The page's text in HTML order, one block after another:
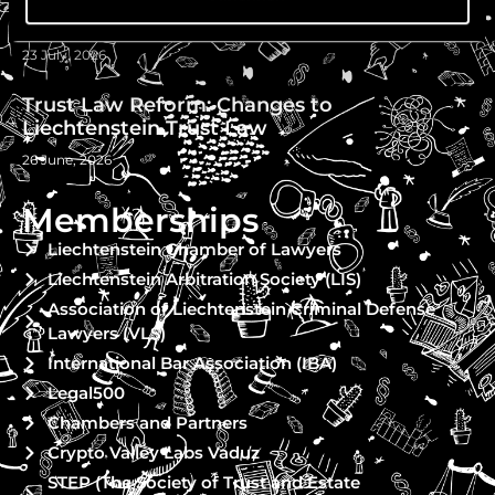
Chambers High NetWorth Rankings 2026
23 July, 2026
Trust Law Reform: Changes to
Liechtenstein Trust Law
26 June, 2026
Memberships
Liechtenstein Chamber of Lawyers
Liechtenstein Arbitration Society (LIS)
Association of Liechtenstein Criminal Defense
Lawyers (VLS)
International Bar Association (IBA)
Legal500
Chambers and Partners
Crypto Valley Labs Vaduz
STEP (The Society of Trust and Estate